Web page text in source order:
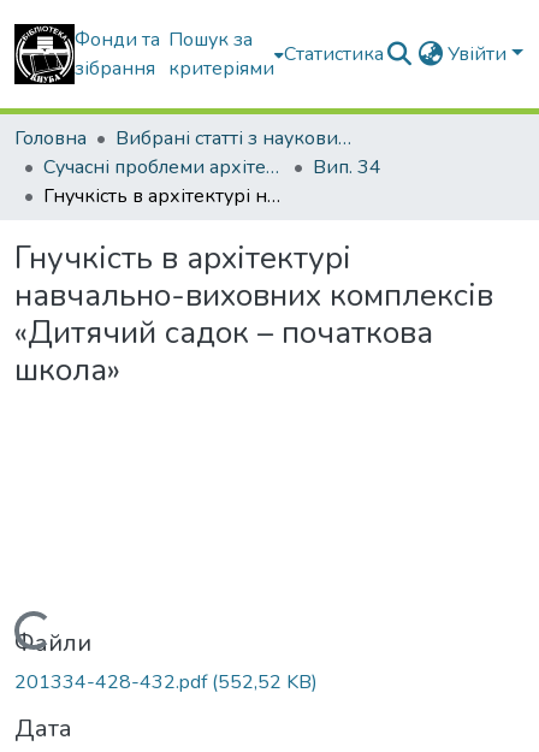
Фонди та
зібрання
Пошук за
критеріями
Статистика Увійти
Головна
Вибрані статті з наукових збірників КНУБА
Сучасні проблеми архітектури та містобудування
Вип. 34
Гнучкість в архітектурі навчально-виховних комплексів «Дитячий садок – початкова школа»
Гнучкість в архітектурі
навчально-виховних комплексів
«Дитячий садок – початкова
школа»
Вантажиться...
Файли
201334-428-432.pdf(552,52 KB)
Дата